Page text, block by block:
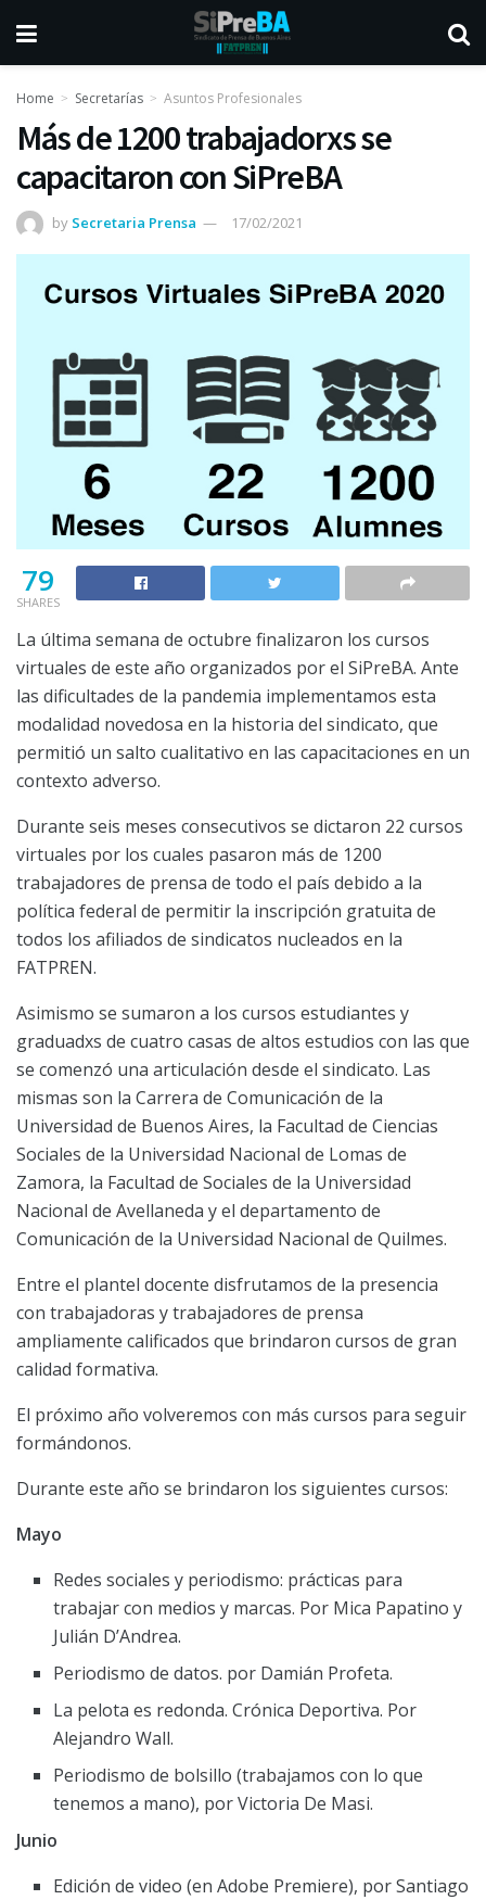
Home Secretarías Asuntos Profesionales
Más de 1200 trabajadorxs se
capacitaron con SiPreBA
by Secretaria Prensa 17/02/2021
79
SHARES
La última semana de octubre finalizaron los cursos
virtuales de este año organizados por el SiPreBA. Ante
las dificultades de la pandemia implementamos esta
modalidad novedosa en la historia del sindicato, que
permitió un salto cualitativo en las capacitaciones en un
contexto adverso.
Durante seis meses consecutivos se dictaron 22 cursos
virtuales por los cuales pasaron más de 1200
trabajadores de prensa de todo el país debido a la
política federal de permitir la inscripción gratuita de
todos los afiliados de sindicatos nucleados en la
FATPREN.
Asimismo se sumaron a los cursos estudiantes y
graduadxs de cuatro casas de altos estudios con las que
se comenzó una articulación desde el sindicato. Las
mismas son la Carrera de Comunicación de la
Universidad de Buenos Aires, la Facultad de Ciencias
Sociales de la Universidad Nacional de Lomas de
Zamora, la Facultad de Sociales de la Universidad
Nacional de Avellaneda y el departamento de
Comunicación de la Universidad Nacional de Quilmes.
Entre el plantel docente disfrutamos de la presencia
con trabajadoras y trabajadores de prensa
ampliamente calificados que brindaron cursos de gran
calidad formativa.
El próximo año volveremos con más cursos para seguir
formándonos.
Durante este año se brindaron los siguientes cursos:
Mayo
Redes sociales y periodismo: prácticas para
trabajar con medios y marcas. Por Mica Papatino y
Julián D’Andrea.
Periodismo de datos. por Damián Profeta.
La pelota es redonda. Crónica Deportiva. Por
Alejandro Wall.
Periodismo de bolsillo (trabajamos con lo que
tenemos a mano), por Victoria De Masi.
Junio
Edición de video (en Adobe Premiere), por Santiago